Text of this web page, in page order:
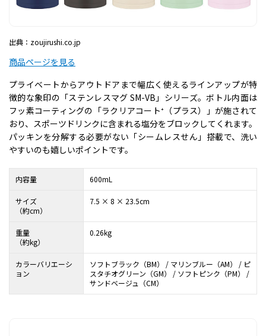
出典：zoujirushi.co.jp
商品ページを見る
プライベートからアウトドアまで幅広く使えるラインアップが特
徴的な象印の「ステンレスマグ SM-VB」シリーズ。ボトル内面は
フッ素コーティングの「ラクリアコート⁺（プラス）」が施されて
おり、スポーツドリンクに含まれる塩分をブロックしてくれます。
パッキンを分解する必要がない「シームレスせん」搭載で、洗い
やすいのも嬉しいポイントです。
内容量 600mL
サイズ
（約cm）
7.5 × 8 × 23.5cm
重量
（約kg）
0.26kg
カラーバリエーシ
ョン
ソフトブラック（BM） / マリンブルー（AM） / ピ
スタチオグリーン（GM） / ソフトピンク（PM） /
サンドベージュ（CM）